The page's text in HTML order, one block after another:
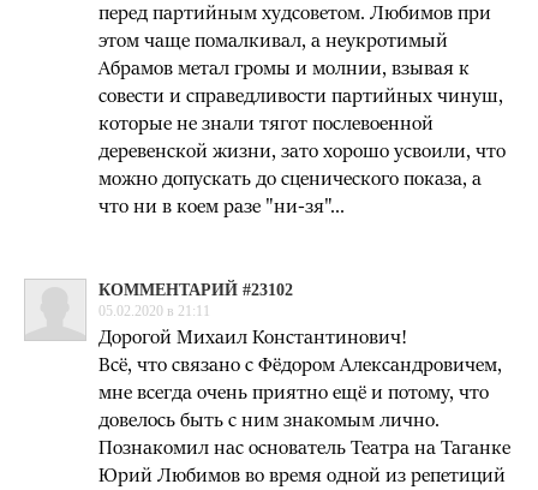
перед партийным худсоветом. Любимов при
этом чаще помалкивал, а неукротимый
Абрамов метал громы и молнии, взывая к
совести и справедливости партийных чинуш,
которые не знали тягот послевоенной
деревенской жизни, зато хорошо усвоили, что
можно допускать до сценического показа, а
что ни в коем разе "ни-зя"...
КОММЕНТАРИЙ #23102
05.02.2020 в 21:11
Дорогой Михаил Константинович!
Всё, что связано с Фёдором Александровичем,
мне всегда очень приятно ещё и потому, что
довелось быть с ним знакомым лично.
Познакомил нас основатель Театра на Таганке
Юрий Любимов во время одной из репетиций